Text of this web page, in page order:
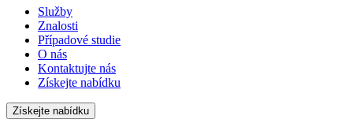
Služby
Znalosti
Případové studie
O nás
Kontaktujte nás
Získejte nabídku
Získejte nabídku